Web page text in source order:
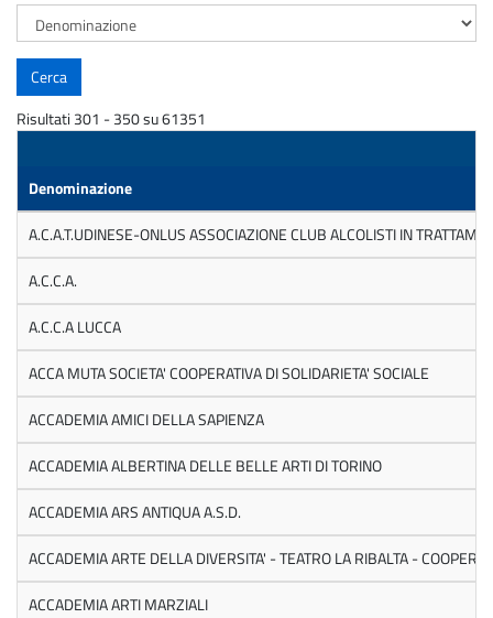
Risultati 301 - 350 su 61351
Denominazione
A.C.A.T.UDINESE-ONLUS ASSOCIAZIONE CLUB ALCOLISTI IN
A.C.C.A.
A.C.C.A LUCCA
ACCA MUTA SOCIETA' COOPERATIVA DI SOLIDARIETA' SOCIALE
ACCADEMIA AMICI DELLA SAPIENZA
ACCADEMIA ALBERTINA DELLE BELLE ARTI DI TORINO
ACCADEMIA ARS ANTIQUA A.S.D.
ACCADEMIA ARTE DELLA DIVERSITA' - TEATRO LA RIBALTA -
ACCADEMIA ARTI MARZIALI